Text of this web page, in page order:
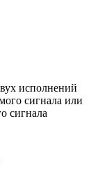
исполнений
сигнала или
сигнала